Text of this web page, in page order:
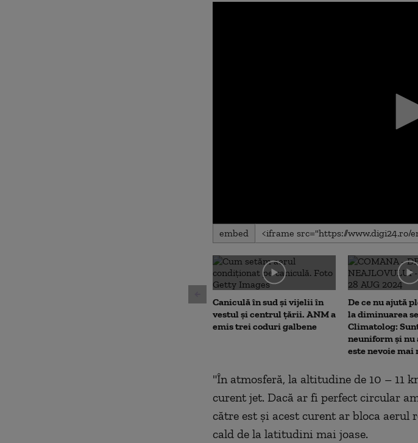
0
seconds
0
secondsVolume
90%
embed
Caniculă în sud și vijelii în
vestul și centrul țării. ANM a
emis trei coduri galbene
De ce nu ajută
la diminuarea
Climatolog:
neuniform și nu
este nevoie mai
"În atmosferă, la altitudine de 10 – 11
curent jet. Dacă ar fi perfect circular
către est și acest curent ar bloca aerul
cald de la latitudini mai joase.